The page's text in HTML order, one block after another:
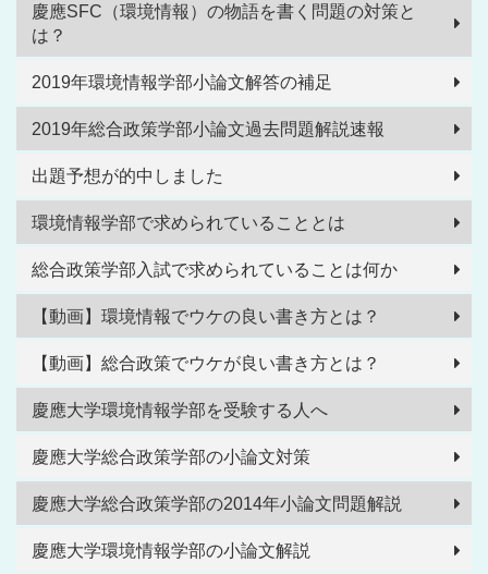
慶應SFC（環境情報）の物語を書く問題の対策と
は？
2019年環境情報学部小論文解答の補足
2019年総合政策学部小論文過去問題解説速報
出題予想が的中しました
環境情報学部で求められていることとは
総合政策学部入試で求められていることは何か
【動画】環境情報でウケの良い書き方とは？
【動画】総合政策でウケが良い書き方とは？
慶應大学環境情報学部を受験する人へ
慶應大学総合政策学部の小論文対策
慶應大学総合政策学部の2014年小論文問題解説
慶應大学環境情報学部の小論文解説